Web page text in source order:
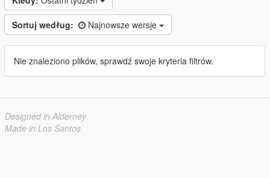
Sortuj według: Najnowsze wersje
Nie znaleziono plików, sprawdź swoje kryteria filtrów.
Designed in Alderney
Made in Los Santos